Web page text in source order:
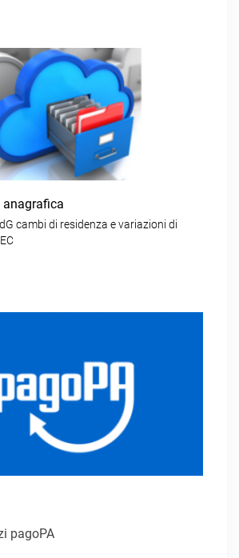
cambi di residenza e variazioni di
pagoPA